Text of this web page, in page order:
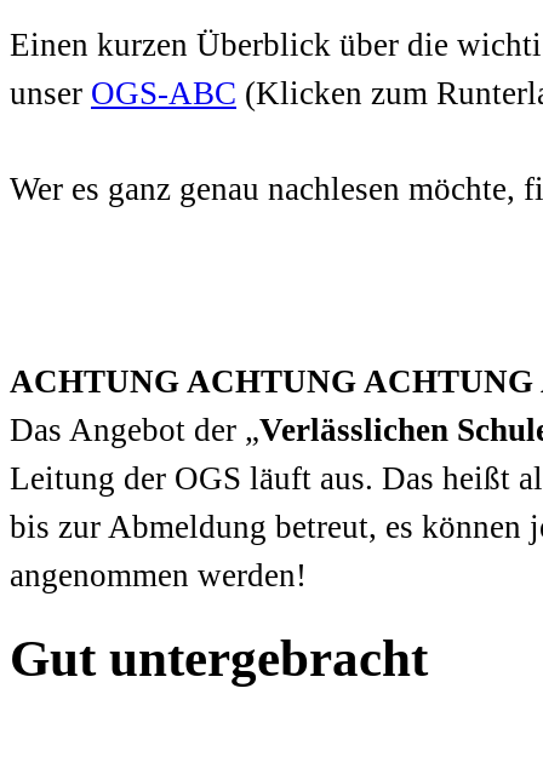
Einen kurzen Überblick über die
unser OGS-ABC (Klicken zum
Wer es ganz genau nachlesen möchte,
ACHTUNG ACHTUNG
Das Angebot der „Verlässlichen
Leitung der OGS läuft aus. Das heißt
bis zur Abmeldung betreut, es können
angenommen werden!
Gut untergebracht